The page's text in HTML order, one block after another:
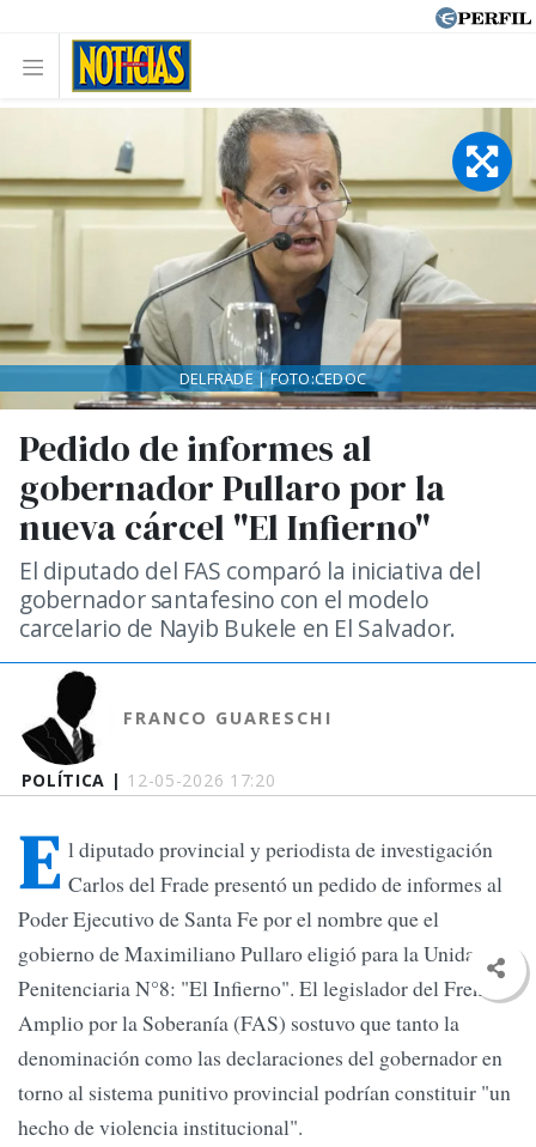
POLÍTICA | 12-05-2026 17:20
Pedido de informes al
gobernador Pullaro por la
nueva cárcel "El Infierno"
El diputado del FAS comparó la iniciativa del
gobernador santafesino con el modelo
carcelario de Nayib Bukele en El Salvador.
FRANCO GUARESCHI
DELFRADE | FOTO:CEDOC
E l diputado provincial y periodista de investigación
Carlos del Frade presentó un pedido de informes al
Poder Ejecutivo de Santa Fe por el nombre que el
gobierno de Maximiliano Pullaro eligió para la Unidad
Penitenciaria N°8: "El Infierno". El legislador del Frente
Amplio por la Soberanía (FAS) sostuvo que tanto la
denominación como las declaraciones del gobernador en
torno al sistema punitivo provincial podrían constituir "un
hecho de violencia institucional".